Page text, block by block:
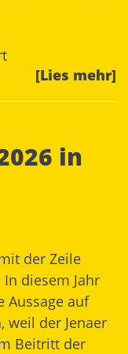
[Lies mehr]
in
der Zeile
In diesem Jahr
Aussage auf
weil der Jenaer
Beitritt der